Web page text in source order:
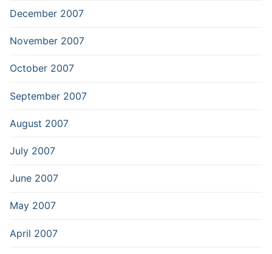
December 2007
November 2007
October 2007
September 2007
August 2007
July 2007
June 2007
May 2007
April 2007